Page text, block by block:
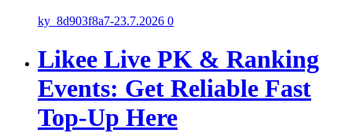
ky_8d903f8a7-23.7.2026 0
Likee Live PK & Ranking
Events: Get Reliable Fast
Top-Up Here